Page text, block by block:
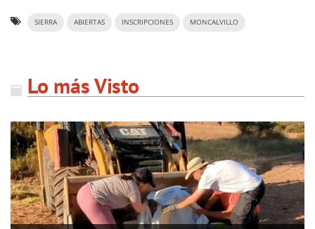
SIERRA ABIERTAS INSCRIPCIONES MONCALVILLO
Lo más Visto